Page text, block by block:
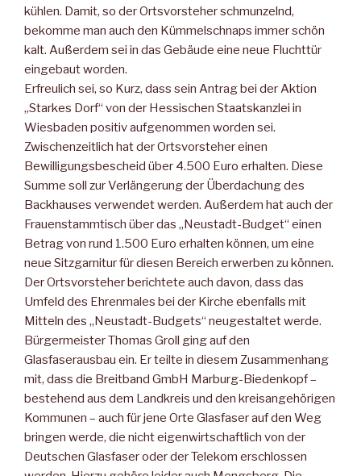
kühlen. Damit, so der Orts­vorsteher schmunzelnd,
bekomme man auch den Kümmelschnaps immer schön
kalt. Außerdem sei in das Gebäude eine neue Flucht­tür
eingebaut worden.
Erfreulich sei, so Kurz, dass sein Antrag bei der Aktion
„Starkes Dorf“ von der Hessischen Staatskanzlei in
Wiesbaden positiv auf­genommen worden sei.
Zwischenzeitlich hat der Ortsvorsteher einen
Bewilligungsbescheid über 4.500 Euro erhalten. Diese
Sum­me soll zur Verlängerung der Überdachung des
Backhauses ver­wendet werden. Außerdem hat auch der
Frauenstammtisch über das „Neustadt-Budget“ einen
Betrag von rund 1.500 Euro erhalten können, um eine
neue Sitzgarnitur für diesen Bereich erwerben zu können.
Der Ortsvorsteher berichtete auch davon, dass das
Umfeld des Ehrenmales bei der Kirche ebenfalls mit
Mitteln des „Neustadt-Budgets“ neugestaltet werde.
Bürgermeister Thomas Groll ging auf den
Glasfaserausbau ein. Er teilte in diesem Zusammenhang
mit, dass die Breitband GmbH Marburg-Biedenkopf –
bestehend aus dem Landkreis und den kreisangehörigen
Kommunen – auch für jene Orte Glasfaser auf den Weg
bringen werde, die nicht eigenwirtschaftlich von der
Deutschen Glasfaser oder der Telekom erschlossen